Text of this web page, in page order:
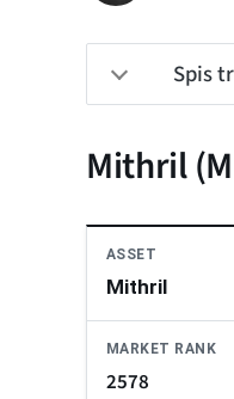
Spis
Mithril
ASSET
Mithril
MARKET RANK
2578